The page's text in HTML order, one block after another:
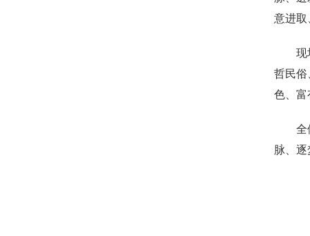
意进取
现场
哲民俗
色、富
全体
脉、逐